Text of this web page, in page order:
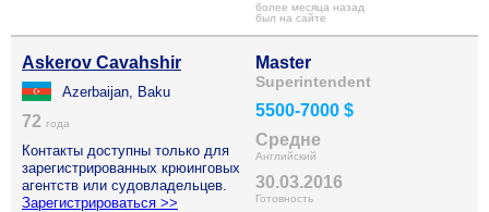
более месяца назад
был на сайте
Askerov Cavahshir
Azerbaijan, Baku
72 года
Контакты доступны только для
зарегистрированных крюинговых
агентств или судовладельцев.
Зарегистрироваться >>
Master
Superintendent
5500-7000 $
Средне
Английский
30.03.2016
Готовность